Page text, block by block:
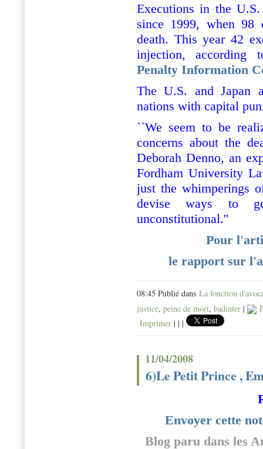
Executions in the
since 1999, when 98
death. This year 42
injection, according
Penalty Information
The U.S. and Japan
nations with capital
``We seem to be
concerns about the
Deborah Denno, an
Fordham University
just the whimperings
devise ways to
unconstitutional.''
Pour
le rapport sur
08:45 Publié dans La fonction
justice, peine de mort, badinter |
Imprimer | | |
11/04/2008
6)Le Petit Prince ,
Envoyer cette
Blog paru dans les